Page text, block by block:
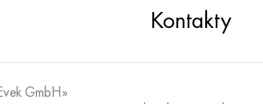
Kontakty
GmbH»